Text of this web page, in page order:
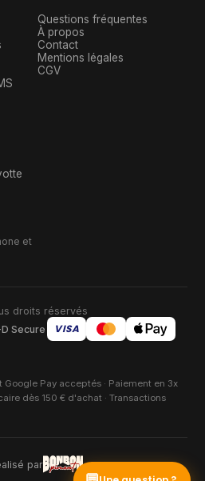
Questions fréquentes
À propos
Contact
Mentions légales
CGV
et
droits réservés
Secure
VISA
Pay acceptés · Paiement en 3x
dès 150 € d'achat · Transactions
par